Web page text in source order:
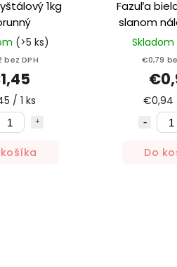
1kg
(>5 ks)
bez DPH
/ 1 ks
Fazuľa
slanom
Skladom
€0,79
€0,94
Do